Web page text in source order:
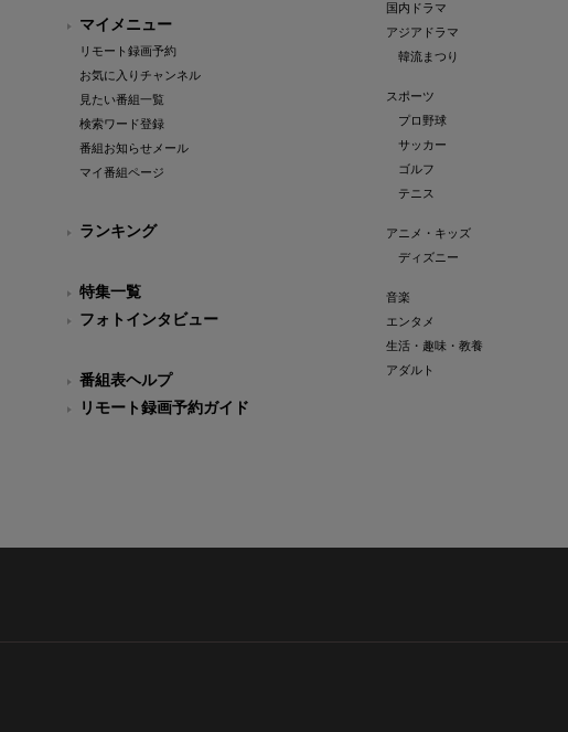
マイメニュー
リモート録画予約
お気に入りチャンネル
見たい番組一覧
検索ワード登録
番組お知らせメール
マイ番組ページ
ランキング
特集一覧
フォトインタビュー
番組表ヘルプ
リモート録画予約ガイド
国内ドラマ
アジアドラマ
韓流まつり
スポーツ
プロ野球
サッカー
ゴルフ
テニス
アニメ・キッズ
ディズニー
音楽
エンタメ
生活・趣味・教養
アダルト